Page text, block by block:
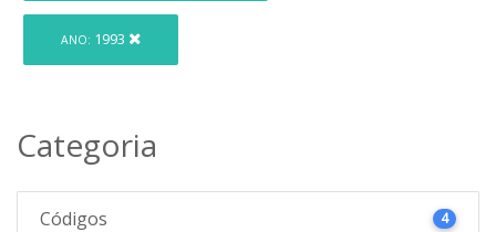
ANO: 1993
Categoria
Códigos 4